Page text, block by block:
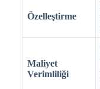
Özelleştirme
Maliyet
Verimliliği